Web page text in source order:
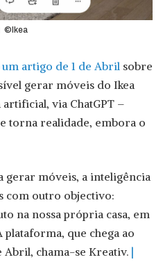
©Ikea
artigo de 1 de Abril sobre
gerar móveis do Ikea
via ChatGPT –
torna realidade, embora o
gerar móveis, a inteligência
com outro objectivo:
na nossa própria casa, em
que chega ao
Abril, chama-se Kreativ. |